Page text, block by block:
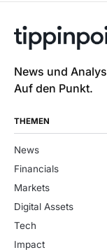
News und
Auf den Punkt.
THEMEN
News
Financials
Markets
Digital Assets
Tech
Impact